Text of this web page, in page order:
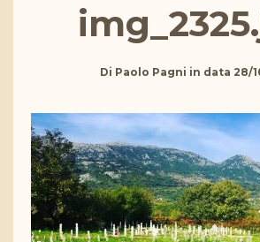
Di Paolo Pagni in data 28/